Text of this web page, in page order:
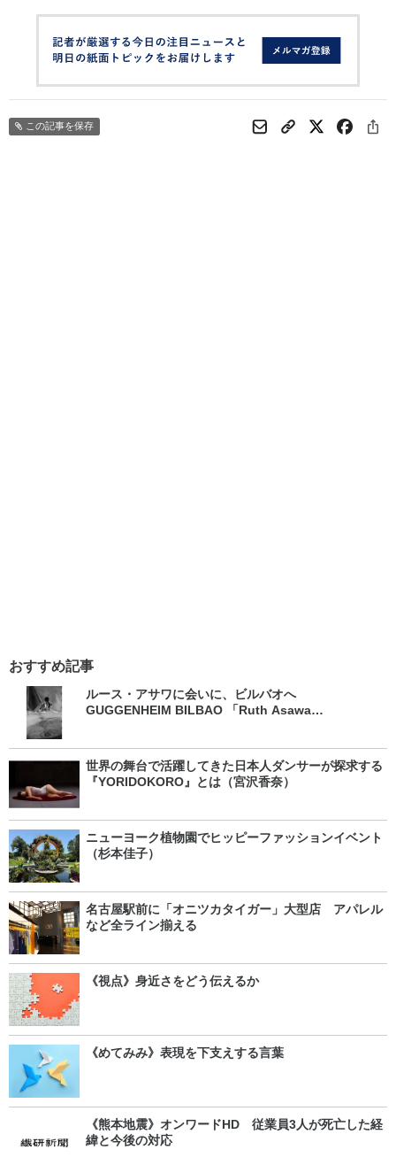
この記事を保存
おすすめ記事
ルース・アサワに会いに、ビルバオへ
GUGGENHEIM BILBAO 「Ruth Asawa
世界の舞台で活躍してきた日本人ダンサーが探求する
『YORIDOKORO』とは（宮沢香奈）
ニューヨーク植物園でヒッピーファッションイベント
（杉本佳子）
名古屋駅前に「オニツカタイガー」大型店 アパレル
など全ライン揃える
《視点》身近さをどう伝えるか
《めてみみ》表現を下支えする言葉
《熊本地震》オンワードHD 従業員3人が死亡した経
緯と今後の対応